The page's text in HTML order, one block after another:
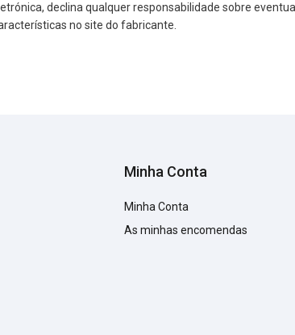
declina qualquer responsabilidade sobre
no site do fabricante.
Minha Conta
Minha Conta
As minhas encomendas